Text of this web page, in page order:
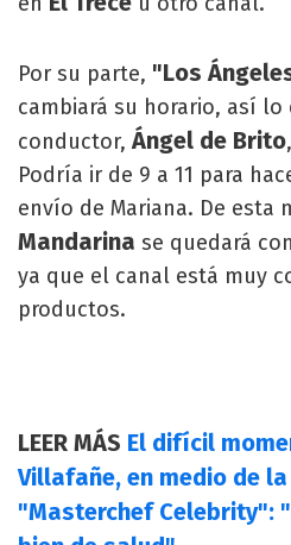
Por su parte, "Los
cambiará su horario, así lo
conductor,Ángel de Brito
Podría ir de 9 a 11 para
envío de Mariana. De esta
Mandarina se quedará
ya que el canal está muy
productos.
LEER MÁS El difícil
Villafañe, en medio de
"Masterchef Celebrity":